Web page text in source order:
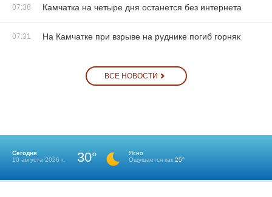
07:38 Камчатка на четыре дня останется без интернета
07:31 На Камчатке при взрыве на руднике погиб горняк
ВСЕ НОВОСТИ
Сегодня
10 августа 2026 г.
30°
Ясно
Ощущается как 25°